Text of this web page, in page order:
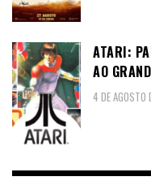
ATARI:
AO
4 DE